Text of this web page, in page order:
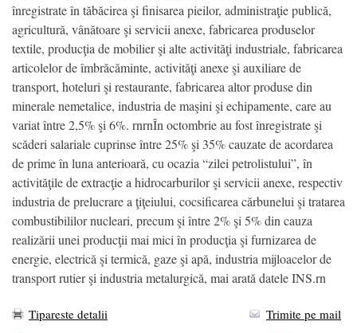
înregistrate în tăbăcirea şi finisarea pieilor, administraţie publică,
agricultură, vânătoare şi servicii anexe, fabricarea produselor
textile, producţia de mobilier şi alte activităţi industriale, fabricarea
articolelor de îmbrăcăminte, activităţi anexe şi auxiliare de
transport, hoteluri şi restaurante, fabricarea altor produse din
minerale nemetalice, industria de maşini şi echipamente, care au
variat între 2,5% şi 6%. rnrnÎn octombrie au fost înregistrate şi
scăderi salariale cuprinse între 25% şi 35% cauzate de acordarea
de prime în luna anterioară, cu ocazia “zilei petrolistului”, în
activităţile de extracţie a hidrocarburilor şi servicii anexe, respectiv
industria de prelucrare a ţiţeiului, cocsificarea cărbunelui şi tratarea
combustibililor nucleari, precum şi între 2% şi 5% din cauza
realizării unei producţii mai mici în producţia şi furnizarea de
energie, electrică şi termică, gaze şi apă, industria mijloacelor de
transport rutier şi industria metalurgică, mai arată datele INS.rn
Tipareste detalii
Trimite pe mail